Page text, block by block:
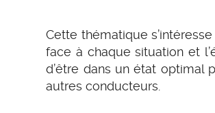
Cette thématique
face à chaque situation et
d’être dans un état optimal
autres conducteurs.